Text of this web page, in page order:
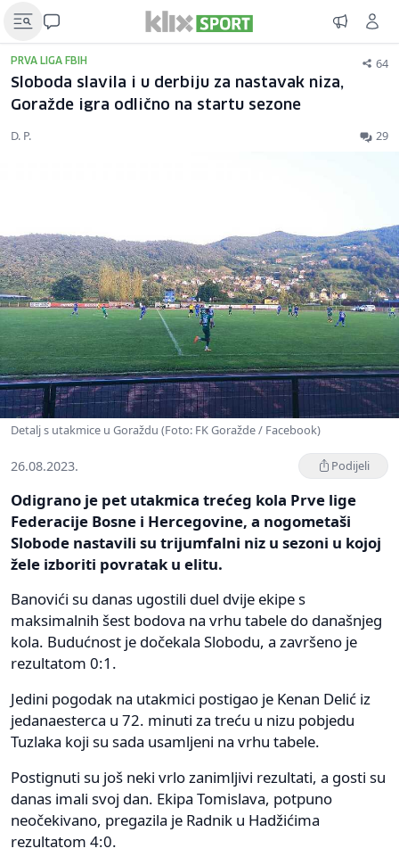
PRVA LIGA FBIH 64
Sloboda slavila i u derbiju za nastavak niza,
Goražde igra odlično na startu sezone
D. P. 29
Detalj s utakmice u Goraždu (Foto: FK Goražde / Facebook)
26.08.2023. Podijeli
Odigrano je pet utakmica trećeg kola Prve lige
Federacije Bosne i Hercegovine, a nogometaši
Slobode nastavili su trijumfalni niz u sezoni u kojoj
žele izboriti povratak u elitu.
Banovići su danas ugostili duel dvije ekipe s
maksimalnih šest bodova na vrhu tabele do današnjeg
kola. Budućnost je dočekala Slobodu, a završeno je
rezultatom 0:1.
Jedini pogodak na utakmici postigao je Kenan Delić iz
jedanaesterca u 72. minuti za treću u nizu pobjedu
Tuzlaka koji su sada usamljeni na vrhu tabele.
Postignuti su još neki vrlo zanimljivi rezultati, a gosti su
danas imali svoj dan. Ekipa Tomislava, potpuno
neočekivano, pregazila je Radnik u Hadžićima
rezultatom 4:0.